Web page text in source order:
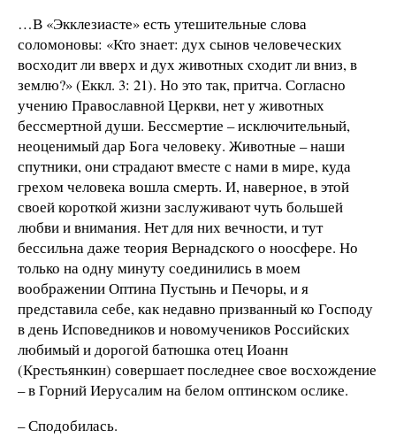
…В «Экклезиасте» есть утешительные слова
соломоновы: «Кто знает: дух сынов человеческих
восходит ли вверх и дух животных сходит ли вниз, в
землю?» (Еккл. 3: 21). Но это так, притча. Согласно
учению Православной Церкви, нет у животных
бессмертной души. Бессмертие – исключительный,
неоценимый дар Бога человеку. Животные – наши
спутники, они страдают вместе с нами в мире, куда
грехом человека вошла смерть. И, наверное, в этой
своей короткой жизни заслуживают чуть большей
любви и внимания. Нет для них вечности, и тут
бессильна даже теория Вернадского о ноосфере. Но
только на одну минуту соединились в моем
воображении Оптина Пустынь и Печоры, и я
представила себе, как недавно призванный ко Господу
в день Исповедников и новомучеников Российских
любимый и дорогой батюшка отец Иоанн
(Крестьянкин) совершает последнее свое восхождение
– в Горний Иерусалим на белом оптинском ослике.
– Сподобилась.